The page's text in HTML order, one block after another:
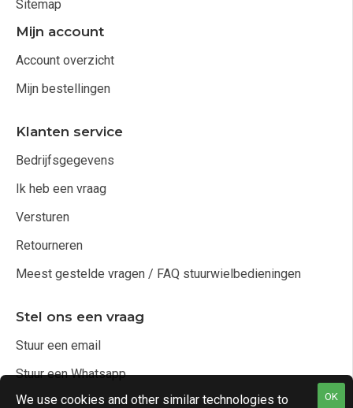
Sitemap
Mijn account
Account overzicht
Mijn bestellingen
Klanten service
Bedrijfsgegevens
Ik heb een vraag
Versturen
Retourneren
Meest gestelde vragen / FAQ stuurwielbedieningen
Stel ons een vraag
Stuur een email
Stuur een Whatsapp
OK
We use cookies and other similar technologies to